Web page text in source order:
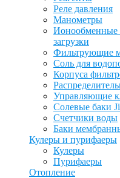
Реле давления
Манометры
Ионообменные
загрузки
Фильтрующие
Соль для
Корпуса
Управляющие
Солевые баки
Счетчики воды
Баки
Кулеры и пурифаеры
Кулеры
Пурифаеры
Отопление